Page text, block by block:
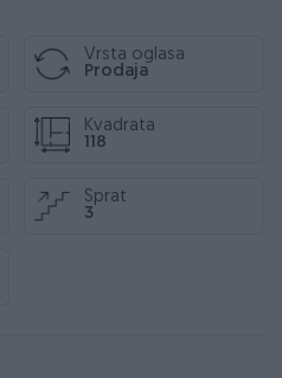
Vrsta oglasa
Prodaja
Kvadrata
118
Sprat
3